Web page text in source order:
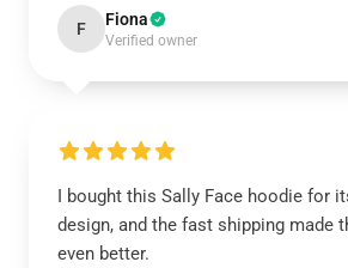
F Fiona
Verified owner
I bought this Sally Face hoodie for
design, and the fast shipping made
even better.